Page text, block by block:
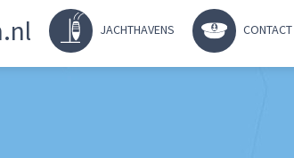
JACHTHAVENS CONTACT